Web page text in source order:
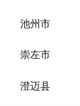
池州市
崇左市
澄迈县